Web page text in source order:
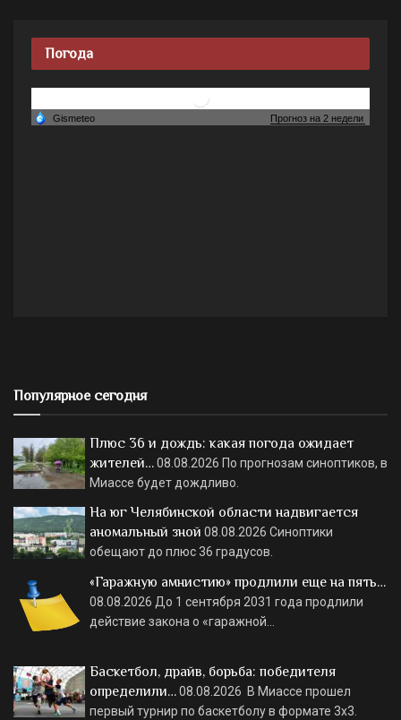
Погода
Популярное сегодня
Плюс 36 и дождь: какая погода ожидает
жителей…08.08.2026 По прогнозам синоптиков, в
Миассе будет дождливо.
На юг Челябинской области надвигается
аномальный зной 08.08.2026 Синоптики
обещают до плюс 36 градусов.
«Гаражную амнистию» продлили еще на пять…
08.08.2026 До 1 сентября 2031 года продлили
действие закона о «гаражной…
Баскетбол, драйв, борьба: победителя
определили…08.08.2026 В Миассе прошел
первый турнир по баскетболу в формате 3х3.